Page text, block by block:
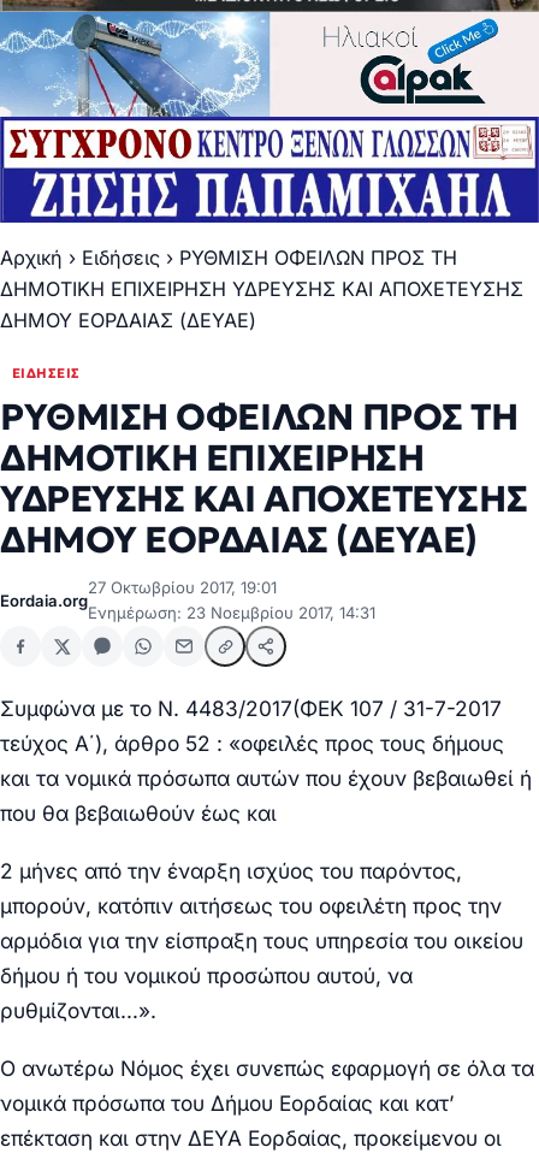
Αρχική › Ειδήσεις › ΡΥΘΜΙΣΗ ΟΦΕΙΛΩΝ ΠΡΟΣ ΤΗ
ΔΗΜΟΤΙΚΗ ΕΠΙΧΕΙΡΗΣΗ ΥΔΡΕΥΣΗΣ ΚΑΙ ΑΠΟΧΕΤΕΥΣΗΣ
ΔΗΜΟΥ ΕΟΡΔΑΙΑΣ (ΔΕΥΑΕ)
ΕΙΔΉΣΕΙΣ
ΡΥΘΜΙΣΗ ΟΦΕΙΛΩΝ ΠΡΟΣ ΤΗ
ΔΗΜΟΤΙΚΗ ΕΠΙΧΕΙΡΗΣΗ
ΥΔΡΕΥΣΗΣ ΚΑΙ ΑΠΟΧΕΤΕΥΣΗΣ
ΔΗΜΟΥ ΕΟΡΔΑΙΑΣ (ΔΕΥΑΕ)
Eordaia.org
27 Οκτωβρίου 2017, 19:01
Ενημέρωση: 23 Νοεμβρίου 2017, 14:31
Συμφώνα με το Ν. 4483/2017(ΦΕΚ 107 / 31-7-2017
τεύχος Α΄), άρθρο 52 : «οφειλές προς τους δήμους
και τα νομικά πρόσωπα αυτών που έχουν βεβαιωθεί ή
που θα βεβαιωθούν έως και
2 μήνες από την έναρξη ισχύος του παρόντος,
μπορούν, κατόπιν αιτήσεως του οφειλέτη προς την
αρμόδια για την είσπραξη τους υπηρεσία του οικείου
δήμου ή του νομικού προσώπου αυτού, να
ρυθμίζονται…».
Ο ανωτέρω Νόμος έχει συνεπώς εφαρμογή σε όλα τα
νομικά πρόσωπα του Δήμου Εορδαίας και κατ’
επέκταση και στην ΔΕΥΑ Εορδαίας, προκείμενου οι